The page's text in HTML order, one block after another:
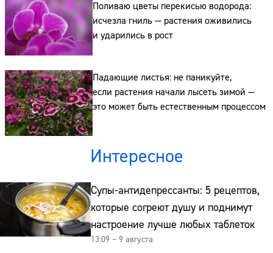
Поливаю цветы перекисью водорода:
исчезла гниль — растения оживились
и ударились в рост
Падающие листья: не паникуйте,
если растения начали лысеть зимой —
это может быть естественным процессом
Интересное
Супы-антидепрессанты: 5 рецептов,
которые согреют душу и поднимут
настроение лучше любых таблеток
13:09 – 9 августа
Адрес: